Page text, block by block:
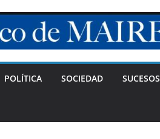
POLÍTICA SOCIEDAD SUCESOS